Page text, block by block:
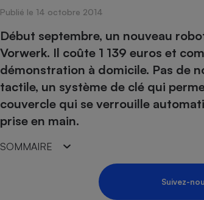
Publié le 14 octobre 2014
Début septembre, un nouveau
Vorwerk. Il coûte 1 139 euros et
démonstration à domicile. Pas de
tactile, un système de clé qui
couvercle qui se verrouille
prise en main.
SOMMAIRE
Suivez-
Gros
Petit